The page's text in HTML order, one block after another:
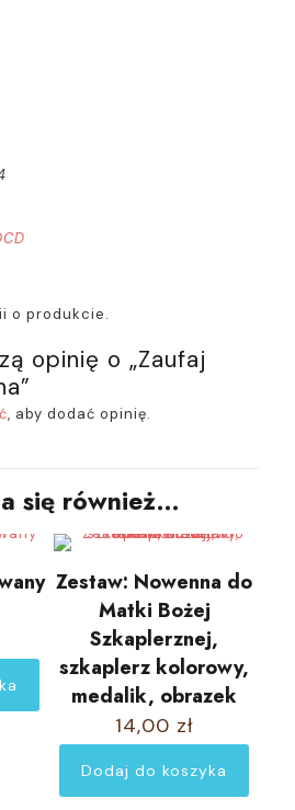
o produkcie.
opinię o „Zaufaj
, aby dodać opinię.
się również…
Zestaw: Nowenna do
Matki Bożej
Szkaplerznej,
szkaplerz kolorowy,
medalik, obrazek
14,00 zł
Dodaj do koszyka